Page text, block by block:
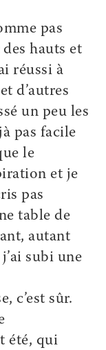
pas
des hauts et
réussi à
d’autres
un peu les
pas facile
le
et je
pas
table de
autant
subi une
c’est sûr.
été, qui